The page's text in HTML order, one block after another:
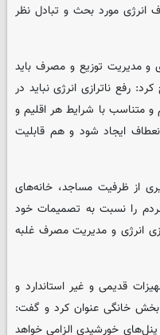
انرژی مورد بحث و تبادل نظر
و مدیریت توزیع و مصرف باید
رفع ناترازی انرژی نباید در
متناسب با شرایط هر اقلیم و
ایجاد شود و هم قابلیت
از ظرفیت مساجد، خانه‌های
را نسبت به تصمیمات خود
انرژی و مدیریت مصرف غلبه
قدیمی و غیر استاندارد و
بخش خانگی عنوان کرد و گفت:
پنل‌های خورشیدی الزامی خواهد